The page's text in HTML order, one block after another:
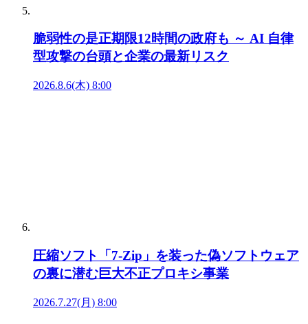
脆弱性の是正期限12時間の政府も ～ AI 自律
型攻撃の台頭と企業の最新リスク
2026.8.6(木) 8:00
圧縮ソフト「7-Zip」を装った偽ソフトウェア
の裏に潜む巨大不正プロキシ事業
2026.7.27(月) 8:00